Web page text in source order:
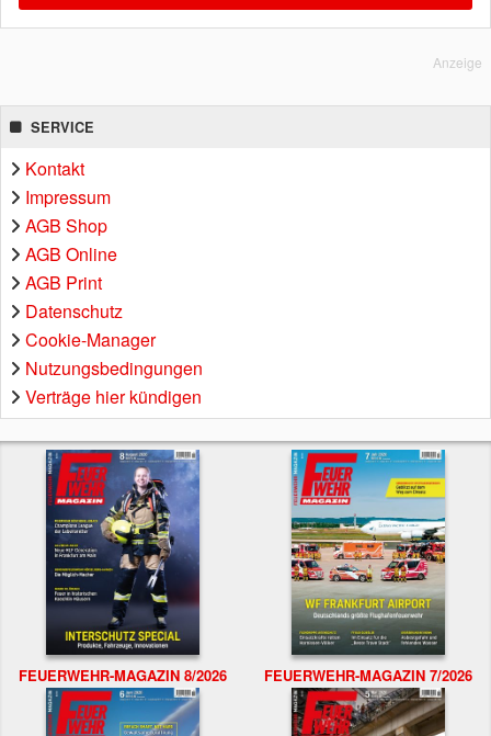
Anzeige
SERVICE
Kontakt
Impressum
AGB Shop
AGB Online
AGB Print
Datenschutz
Cookie-Manager
Nutzungsbedingungen
Verträge hier kündigen
FEUERWEHR-MAGAZIN 8/2026 FEUERWEHR-MAGAZIN 7/2026